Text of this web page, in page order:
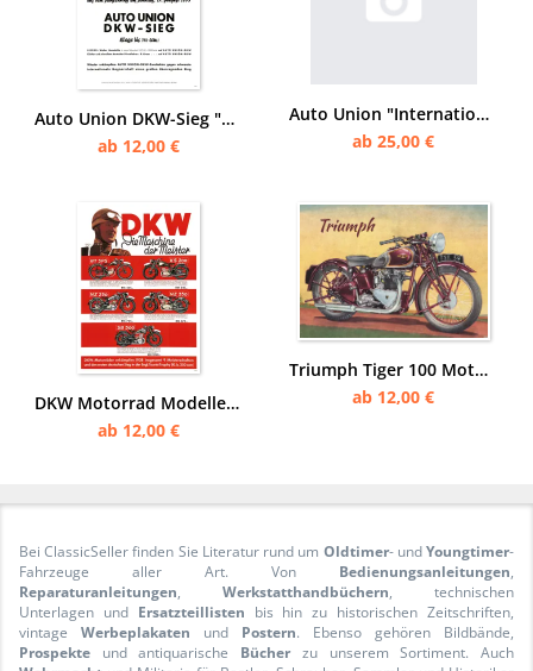
Auto Union DKW-Sieg "Großer Preis von Großdeutschland" 1939 Poster Plakat
ab 12,00 €
Auto Union "Internationale Automobil- und Motorradausstellung" Berlin 1939 Buch/Pressemappe
ab 25,00 €
DKW Motorrad Modelle 1938/1939 Vorkrieg RT 3 PS KS 200 NZ 250 350 SB 500 Poster Plakat
ab 12,00 €
Triumph Tiger 100 Motorrad 1939 500 ccm OHV Twin Poster Plakat
ab 12,00 €
Bei ClassicSeller finden Sie Literatur rund um Oldtimer- undYoungtimer-
Fahrzeuge aller Art. Von Bedienungsanleitungen,
Reparaturanleitungen, Werkstatthandbüchern, technischen
Unterlagen und Ersatzteillisten bis hin zu historischen Zeitschriften,
vintage Werbeplakaten und Postern. Ebenso gehören Bildbände,
Prospekte und antiquarische Bücher zu unserem Sortiment. Auch